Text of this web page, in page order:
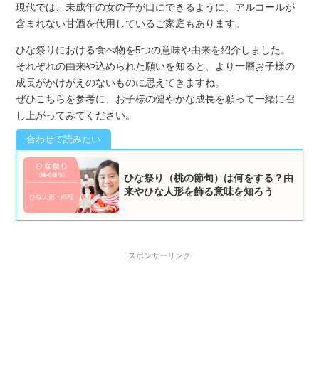
現代では、未成年の女の子が口にできるように、アルコールが
含まれない甘酒を代用しているご家庭もあります。
ひな祭りにおける食べ物を5つの意味や由来を紹介しました。
それぞれの由来や込められた願いを知ると、より一層お子様の
成長がかけがえのないものに思えてきますね。
ぜひこちらを参考に、お子様の健やかな成長を願って一緒に召
し上がってみてください。
ひな祭り（桃の節句）は何をする？由
来やひな人形を飾る意味を知ろう
スポンサーリンク